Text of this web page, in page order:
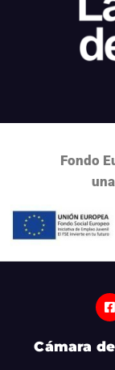
Fondo
una
Cámara